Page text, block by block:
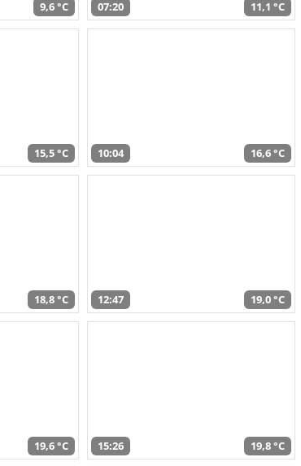
9,6 °C 07:20 11,1 °C
15,5 °C 10:04 16,6 °C
18,8 °C 12:47 19,0 °C
19,6 °C 15:26 19,8 °C